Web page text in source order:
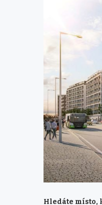
Hledáte místo,